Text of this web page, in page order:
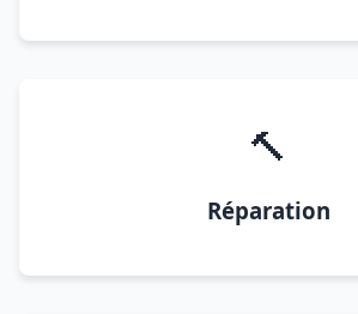
🔨
Réparation